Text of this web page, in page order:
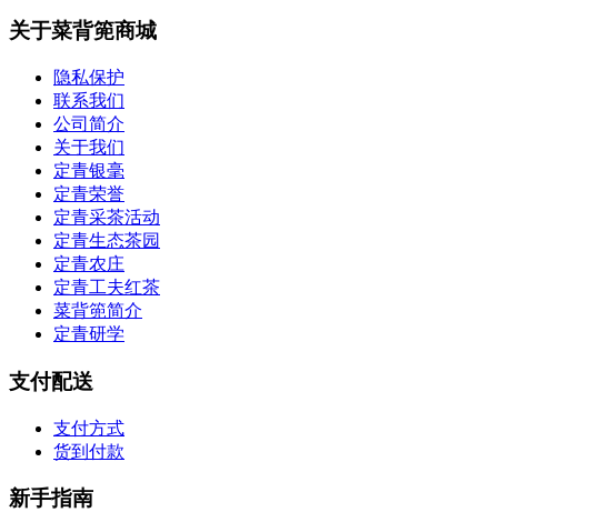
关于菜背篼商城
隐私保护
联系我们
公司简介
关于我们
定青银毫
定青荣誉
定青采茶活动
定青生态茶园
定青农庄
定青工夫红茶
菜背篼简介
定青研学
支付配送
支付方式
货到付款
新手指南